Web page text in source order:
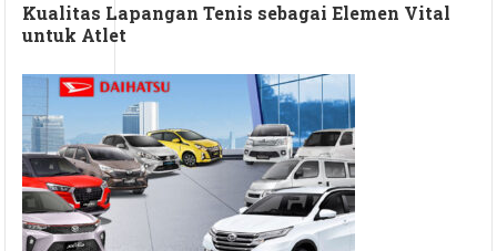
Kualitas Lapangan Tenis sebagai Elemen Vital
untuk Atlet